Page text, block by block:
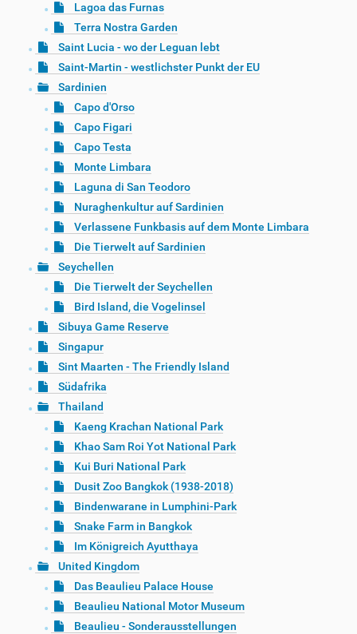
Lagoa das Furnas
Terra Nostra Garden
Saint Lucia - wo der Leguan lebt
Saint-Martin - westlichster Punkt der EU
Sardinien
Capo d'Orso
Capo Figari
Capo Testa
Monte Limbara
Laguna di San Teodoro
Nuraghenkultur auf Sardinien
Verlassene Funkbasis auf dem Monte Limbara
Die Tierwelt auf Sardinien
Seychellen
Die Tierwelt der Seychellen
Bird Island, die Vogelinsel
Sibuya Game Reserve
Singapur
Sint Maarten - The Friendly Island
Südafrika
Thailand
Kaeng Krachan National Park
Khao Sam Roi Yot National Park
Kui Buri National Park
Dusit Zoo Bangkok (1938-2018)
Bindenwarane in Lumphini-Park
Snake Farm in Bangkok
Im Königreich Ayutthaya
United Kingdom
Das Beaulieu Palace House
Beaulieu National Motor Museum
Beaulieu - Sonderausstellungen